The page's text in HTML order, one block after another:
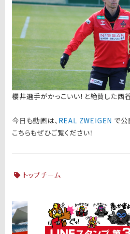
櫻井選手がかっこいい！と絶賛した西
今日も動画は、 REAL ZWEIGEN で公
こちらもぜひご覧ください！
トップチーム